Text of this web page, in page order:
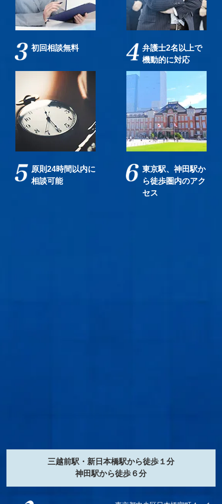
初回相談無料
弁護士2名以上で
機動的に対応
原則24時間以内に
相談可能
東京駅、神田駅か
ら徒歩圏内のアク
セス
三越前駅・新日本橋駅から徒歩１分
神田駅から徒歩６分